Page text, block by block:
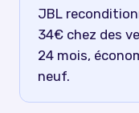
JBL
34€ chez des
24 mois,
neuf.